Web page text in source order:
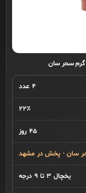
۴ عدد
۲۲٪
۴۵ روز
سان · پخش در مشهد
یخچال ۳ تا ۹ درجه